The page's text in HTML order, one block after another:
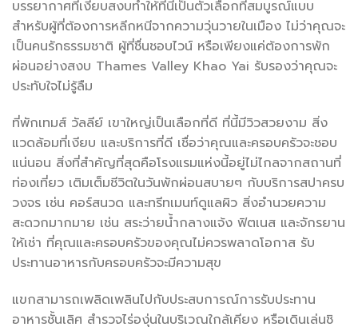
บรรยากาศที่เงียบสงบทำให้ที่นี่เป็นตัวเลือกที่สมบูรณ์แบบ
สำหรับผู้ที่ต้องการหลีกหนีจากความวุ่นวายในเมือง ไม่ว่าคุณจะ
เป็นคนรักธรรมชาติ ผู้ที่ชื่นชอบไวน์ หรือเพียงแค่ต้องการพัก
ผ่อนอย่างสงบ Thames Valley Khao Yai รับรองว่าคุณจะ
ประทับใจไม่รู้ลืม
ที่พักเทมส์ วัลลีย์ เขาใหญ่เป็นเลือกที่ดี ที่นี้มีวิวสวยงาม สิ่ง
แวดล้อมที่เงียบ และบริการที่ดี เชื่อว่าคุณและครอบครัวจะชอบ
แน่นอน สิ่งที่สำคัญที่สุดคือโรงแรมแห่งนี้อยู่ไม่ไกลจากสถานที่
ท่องเที่ยว เติมเต็มชีวิตในวันพักผ่อนสบายๆ กับบริการสปาครบ
วงจร เช่น คอร์สนวด และทรีทเมนท์ดูแลผิว สิ่งอำนวยความ
สะดวกมากมาย เช่น สระว่ายน้ำกลางแจ้ง ฟิตเนส และจักรยาน
ให้เช่า ที่คุณและครอบครัวของคุณไม่ควรพลาดโอกาส รับ
ประทานอาหารกับครอบครัวจะมีความสุข
แขกสามารถเพลิดเพลินไปกับประสบการณ์การรับประทาน
อาหารชั้นเลิศ สำรวจไร่องุ่นในบริเวณใกล้เคียง หรือเดินเล่นชิ